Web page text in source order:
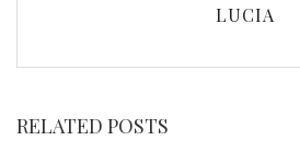
LUCIA
RELATED POSTS